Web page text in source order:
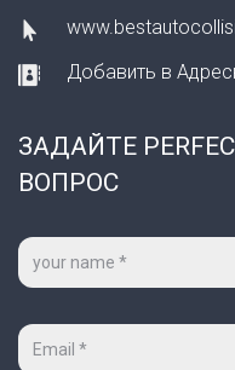
Добавить в
ЗАДАЙТЕ
ВОПРОС
Ваше
имя
Ваш